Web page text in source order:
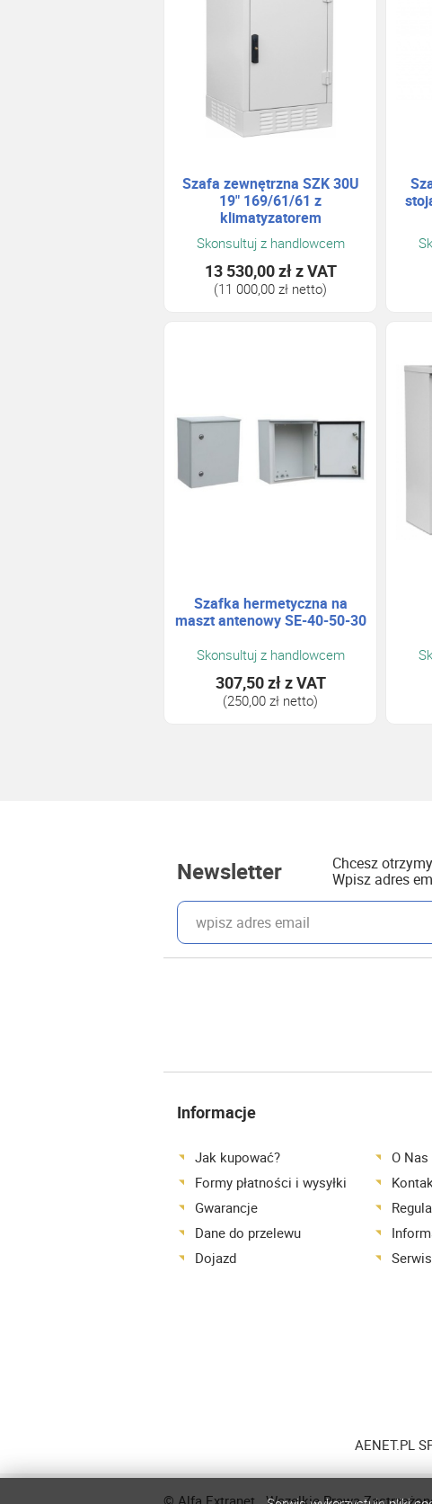
Szafa zewnętrzna SZK 30U
19" 169/61/61 z
klimatyzatorem
Skonsultuj z handlowcem
13 530,00 złz VAT
(11 000,00 zł netto)
Szafka hermetyczna na
maszt antenowy SE-40-50-30
Skonsultuj z handlowcem
307,50 złz VAT
(250,00 zł netto)
Newsletter
Chcesz
Wpisz adres
wpisz adres email
Informacje
Jak kupować?
Formy płatności i wysyłki
Gwarancje
Dane do przelewu
Dojazd
O Nas
Serwis
AENET.PL
© Alfa Extranet . Wszelkie Prawa